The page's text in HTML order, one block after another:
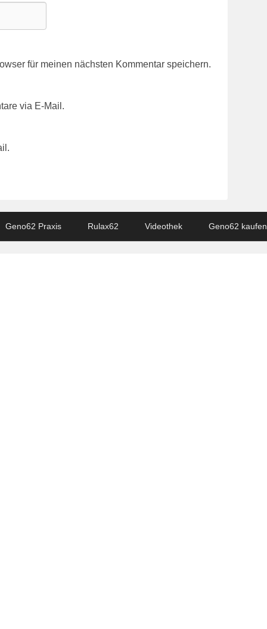
für meinen nächsten Kommentar speichern.
via E-Mail.
Geno62 Praxis Rulax62 Videothek Geno62 kaufen